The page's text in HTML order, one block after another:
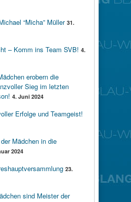
“Micha” Müller 31.
– Komm ins Team SVB! 4.
erobern die
Sieg im letzten
4. Juni 2024
Erfolge und Teamgeist!
Mädchen in die
2024
23.
sind Meister der